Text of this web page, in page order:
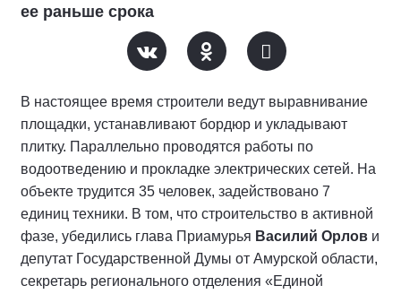
ее раньше срока
В настоящее время строители ведут выравнивание
площадки, устанавливают бордюр и укладывают
плитку. Параллельно проводятся работы по
водоотведению и прокладке электрических сетей. На
объекте трудится 35 человек, задействовано 7
единиц техники. В том, что строительство в активной
фазе, убедились глава Приамурья Василий Орлов и
депутат Государственной Думы от Амурской области,
секретарь регионального отделения «Единой